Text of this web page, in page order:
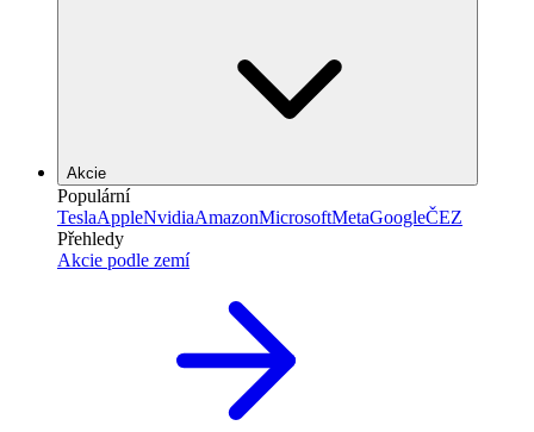
Akcie
Populární
TeslaAppleNvidiaAmazonMicrosoftMetaGoogleČEZ
Přehledy
Akcie podle zemí